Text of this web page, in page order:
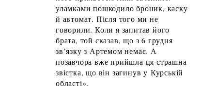
уламками пошкодило броник, каску
й автомат. Після того ми не
говорили. Коли я запитав його
брата, той сказав, що з 6 грудня
зв’язку з Артемом немає. А
позавчора вже прийшла ця страшна
звістка, що він загинув у Курській
області».